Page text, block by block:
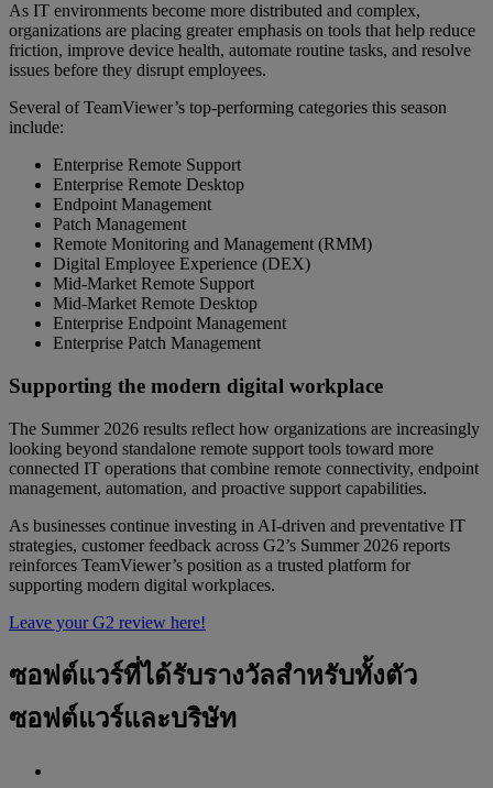
As IT environments become more distributed and complex,
organizations are placing greater emphasis on tools that help reduce
friction, improve device health, automate routine tasks, and resolve
issues before they disrupt employees.
Several of TeamViewer’s top-performing categories this season
include:
Enterprise Remote Support
Enterprise Remote Desktop
Endpoint Management
Patch Management
Remote Monitoring and Management (RMM)
Digital Employee Experience (DEX)
Mid-Market Remote Support
Mid-Market Remote Desktop
Enterprise Endpoint Management
Enterprise Patch Management
Supporting the modern digital workplace
The Summer 2026 results reflect how organizations are increasingly
looking beyond standalone remote support tools toward more
connected IT operations that combine remote connectivity, endpoint
management, automation, and proactive support capabilities.
As businesses continue investing in AI-driven and preventative IT
strategies, customer feedback across G2’s Summer 2026 reports
reinforces TeamViewer’s position as a trusted platform for
supporting modern digital workplaces.
Leave your G2 review here!
ซอฟต์แวร์ที่ได้รับรางวัลสำหรับทั้งตัว
ซอฟต์แวร์และบริษัท